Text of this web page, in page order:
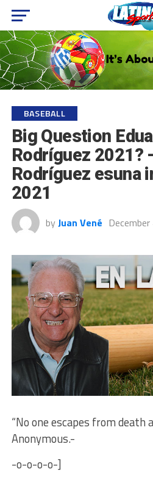
BASEBALL
Big Question
Rodríguez 2021?
Rodríguez esuna
2021
by Juan Vené
“No one escapes from death
Anonymous.-
-o-o-o-o-]